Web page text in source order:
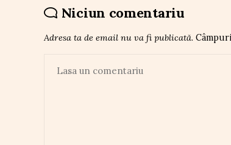
Niciun comentariu
Adresa ta de email nu va fi publicată.